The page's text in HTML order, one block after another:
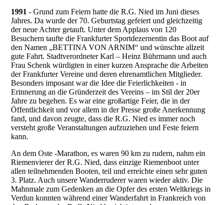
1991 - Grund zum Feiern hatte die R.G. Nied im Juni dieses
Jahres. Da wurde der 70. Geburtstag gefeiert und gleichzeitig
der neue Achter getauft. Unter dem Applaus von 120
Besuchern taufte die Frankfurter Sportdezernentin das Boot auf
den Namen „BETTINA VON ARNIM“ und wünschte allzeit
gute Fahrt. Stadtverordneter Karl – Heinz Bührmann und auch
Frau Schenk würdigten in einer kurzen Ansprache die Arbeiten
der Frankfurter Vereine und deren ehrenamtlichen Mitglieder.
Besonders imposant war die Idee die Feierlichkeiten - in
Erinnerung an die Gründerzeit des Vereins – im Stil der 20er
Jahre zu begehen. Es war eine großartige Feier, die in der
Öffentlichkeit und vor allem in der Presse große Anerkennung
fand, und davon zeugte, dass die R.G. Nied es immer noch
versteht große Veranstaltungen aufzuziehen und Feste feiern
kann.
An dem Oste -Marathon, es waren 90 km zu rudern, nahm ein
Riemenvierer der R.G. Nied, dass einzige Riemenboot unter
allen teilnehmenden Booten, teil und erreichte einen sehr guten
3. Platz. Auch unsere Wanderruderer waren wieder aktiv. Die
Mahnmale zum Gedenken an die Opfer des ersten Weltkriegs in
Verdun konnten während einer Wanderfahrt in Frankreich von